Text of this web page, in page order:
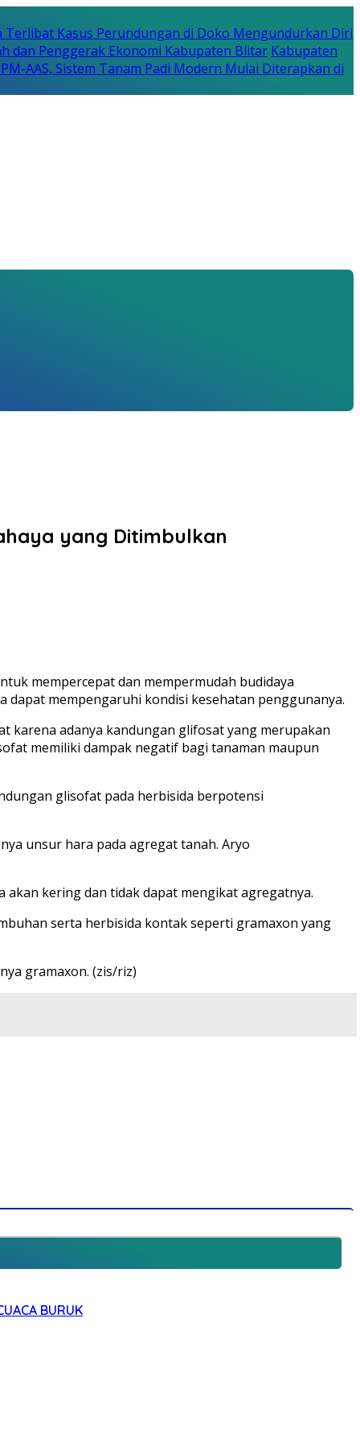
Terlibat Kasus Perundungan di Doko Mengundurkan Diri
dan Penggerak Ekonomi Kabupaten Blitar Kabupaten
AAS, Sistem Tanam Padi Modern Mulai Diterapkan di
yang Ditimbulkan
mempercepat dan mempermudah budidaya
dapat mempengaruhi kondisi kesehatan penggunanya.
karena adanya kandungan glifosat yang merupakan
memiliki dampak negatif bagi tanaman maupun
glisofat pada herbisida berpotensi
unsur hara pada agregat tanah. Aryo
kering dan tidak dapat mengikat agregatnya.
serta herbisida kontak seperti gramaxon yang
gramaxon. (zis/riz)
BURUK